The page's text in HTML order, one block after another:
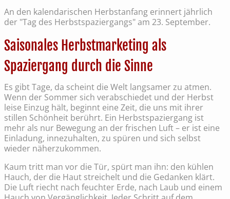
An den kalendarischen Herbstanfang erinnert jährlich
der "Tag des Herbstspaziergangs" am 23. September.
Saisonales Herbstmarketing als
Spaziergang durch die Sinne
Es gibt Tage, da scheint die Welt langsamer zu atmen.
Wenn der Sommer sich verabschiedet und der Herbst
leise Einzug hält, beginnt eine Zeit, die uns mit ihrer
stillen Schönheit berührt. Ein Herbstspaziergang ist
mehr als nur Bewegung an der frischen Luft – er ist eine
Einladung, innezuhalten, zu spüren und sich selbst
wieder näherzukommen.
Kaum tritt man vor die Tür, spürt man ihn: den kühlen
Hauch, der die Haut streichelt und die Gedanken klärt.
Die Luft riecht nach feuchter Erde, nach Laub und einem